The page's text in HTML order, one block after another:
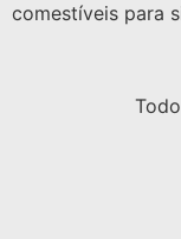
comestíveis para